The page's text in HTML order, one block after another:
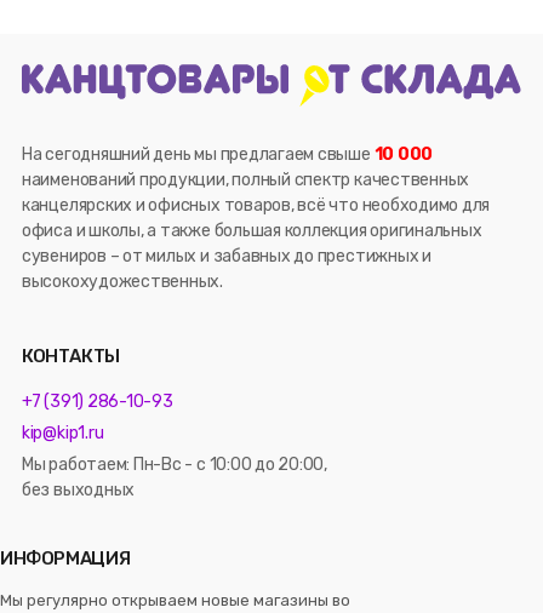
На сегодняшний день мы предлагаем свыше 10 000
наименований продукции, полный спектр качественных
канцелярских и офисных товаров, всё что необходимо для
офиса и школы, а также большая коллекция оригинальных
сувениров – от милых и забавных до престижных и
высокохудожественных.
КОНТАКТЫ
+7 (391) 286-10-93
kip@kip1.ru
Мы работаем: Пн-Вс - с 10:00 до 20:00,
без выходных
ИНФОРМАЦИЯ
Мы регулярно открываем новые магазины во